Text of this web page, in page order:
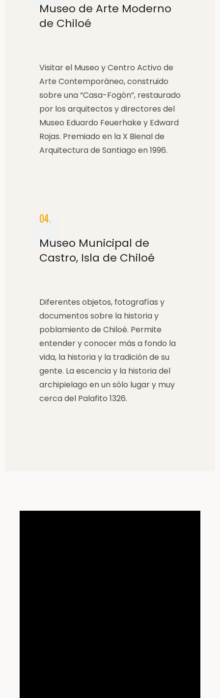
Museo de Arte Moderno
de Chiloé
Visitar el Museo y Centro Activo de
Arte Contemporáneo, construido
sobre una “Casa-Fogón”, restaurado
por los arquitectos y directores del
Museo Eduardo Feuerhake y Edward
Rojas. Premiado en la X Bienal de
Arquitectura de Santiago en 1996.
04.
Museo Municipal de
Castro, Isla de Chiloé
Diferentes objetos, fotografías y
documentos sobre la historia y
poblamiento de Chiloé. Permite
entender y conocer más a fondo la
vida, la historia y la tradición de su
gente. La escencia y la historia del
archipielago en un sólo lugar y muy
cerca del Palafito 1326.